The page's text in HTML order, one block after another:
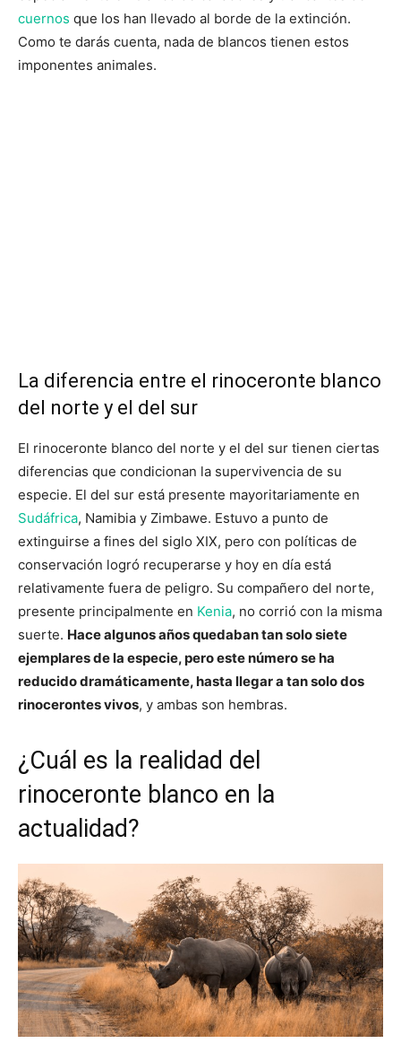
cuernos que los han llevado al borde de la extinción.
Como te darás cuenta, nada de blancos tienen estos
imponentes animales.
La diferencia entre el rinoceronte blanco
del norte y el del sur
El rinoceronte blanco del norte y el del sur tienen ciertas
diferencias que condicionan la supervivencia de su
especie. El del sur está presente mayoritariamente en
Sudáfrica, Namibia y Zimbawe. Estuvo a punto de
extinguirse a fines del siglo XIX, pero con políticas de
conservación logró recuperarse y hoy en día está
relativamente fuera de peligro. Su compañero del norte,
presente principalmente en Kenia, no corrió con la misma
suerte. Hace algunos años quedaban tan solo siete
ejemplares de la especie, pero este número se ha
reducido dramáticamente, hasta llegar a tan solo dos
rinocerontes vivos, y ambas son hembras.
¿Cuál es la realidad del
rinoceronte blanco en la
actualidad?